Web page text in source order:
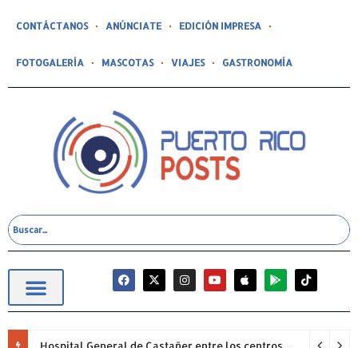
CONTÁCTANOS ANÚNCIATE EDICIÓN IMPRESA
FOTOGALERÍA MASCOTAS VIAJES GASTRONOMÍA